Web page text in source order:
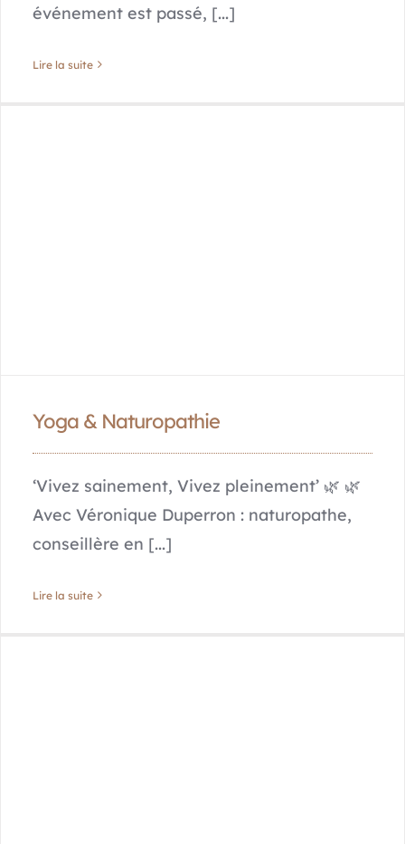
événement est passé, [...]
Lire la suite
Yoga & Naturopathie
‘Vivez sainement, Vivez pleinement’ 🌿 🌿
Avec Véronique Duperron : naturopathe,
conseillère en [...]
Lire la suite